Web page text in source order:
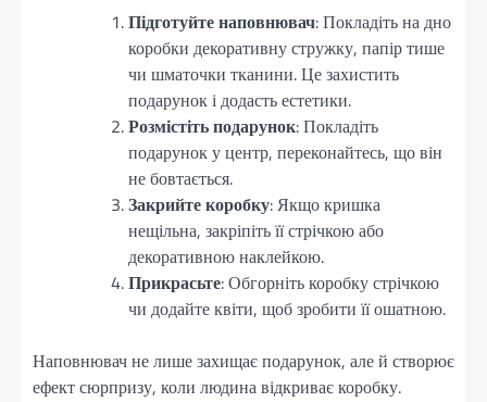
Підготуйте наповнювач: Покладіть на дно
коробки декоративну стружку, папір тише
чи шматочки тканини. Це захистить
подарунок і додасть естетики.
Розмістіть подарунок: Покладіть
подарунок у центр, переконайтесь, що він
не бовтається.
Закрийте коробку: Якщо кришка
нещільна, закріпіть її стрічкою або
декоративною наклейкою.
Прикрасьте: Обгорніть коробку стрічкою
чи додайте квіти, щоб зробити її ошатною.
Наповнювач не лише захищає подарунок, але й створює
ефект сюрпризу, коли людина відкриває коробку.